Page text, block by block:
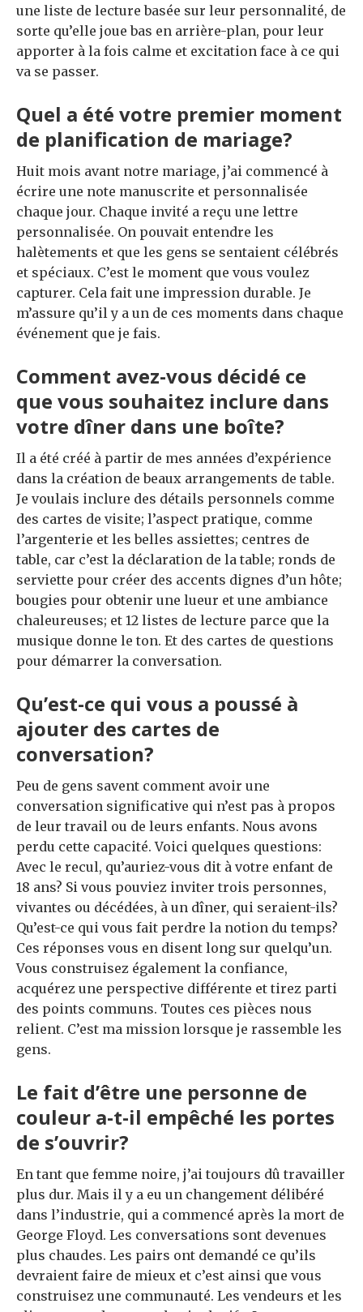
une liste de lecture basée sur leur personnalité, de
sorte qu’elle joue bas en arrière-plan, pour leur
apporter à la fois calme et excitation face à ce qui
va se passer.
Quel a été votre premier moment
de planification de mariage?
Huit mois avant notre mariage, j’ai commencé à
écrire une note manuscrite et personnalisée
chaque jour. Chaque invité a reçu une lettre
personnalisée. On pouvait entendre les
halètements et que les gens se sentaient célébrés
et spéciaux. C’est le moment que vous voulez
capturer. Cela fait une impression durable. Je
m’assure qu’il y a un de ces moments dans chaque
événement que je fais.
Comment avez-vous décidé ce
que vous souhaitez inclure dans
votre dîner dans une boîte?
Il a été créé à partir de mes années d’expérience
dans la création de beaux arrangements de table.
Je voulais inclure des détails personnels comme
des cartes de visite; l’aspect pratique, comme
l’argenterie et les belles assiettes; centres de
table, car c’est la déclaration de la table; ronds de
serviette pour créer des accents dignes d’un hôte;
bougies pour obtenir une lueur et une ambiance
chaleureuses; et 12 listes de lecture parce que la
musique donne le ton. Et des cartes de questions
pour démarrer la conversation.
Qu’est-ce qui vous a poussé à
ajouter des cartes de
conversation?
Peu de gens savent comment avoir une
conversation significative qui n’est pas à propos
de leur travail ou de leurs enfants. Nous avons
perdu cette capacité. Voici quelques questions:
Avec le recul, qu’auriez-vous dit à votre enfant de
18 ans? Si vous pouviez inviter trois personnes,
vivantes ou décédées, à un dîner, qui seraient-ils?
Qu’est-ce qui vous fait perdre la notion du temps?
Ces réponses vous en disent long sur quelqu’un.
Vous construisez également la confiance,
acquérez une perspective différente et tirez parti
des points communs. Toutes ces pièces nous
relient. C’est ma mission lorsque je rassemble les
gens.
Le fait d’être une personne de
couleur a-t-il empêché les portes
de s’ouvrir?
En tant que femme noire, j’ai toujours dû travailler
plus dur. Mais il y a eu un changement délibéré
dans l’industrie, qui a commencé après la mort de
George Floyd. Les conversations sont devenues
plus chaudes. Les pairs ont demandé ce qu’ils
devraient faire de mieux et c’est ainsi que vous
construisez une communauté. Les vendeurs et les